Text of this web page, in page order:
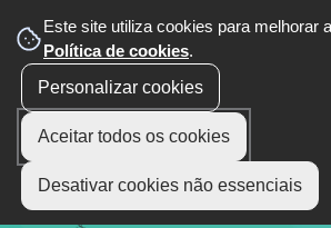
Este site utiliza cookies para melhorar
Política de cookies.
Personalizar cookies
Aceitar todos os cookies
Desativar cookies não essenciais
Select Language ▼